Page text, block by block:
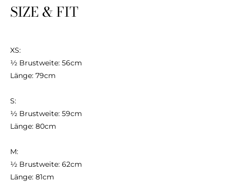
SIZE & FIT
XS:
½ Brustweite: 56cm
Länge: 79cm
S:
½ Brustweite: 59cm
Länge: 80cm
M:
½ Brustweite: 62cm
Länge: 81cm